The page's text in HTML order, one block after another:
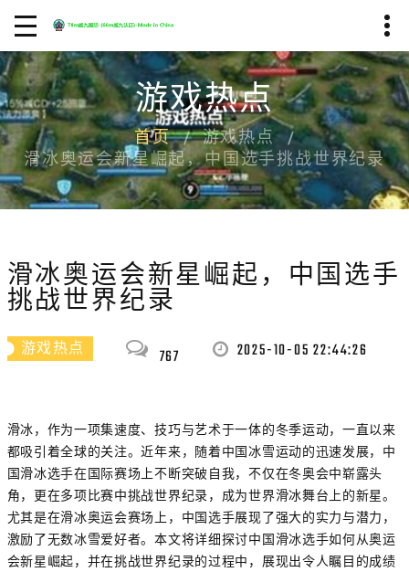
游戏热点
首页
游戏热点
滑冰奥运会新星崛起，中国选手挑战世界纪录
滑冰奥运会新星崛起，中国选手
挑战世界纪录
游戏热点 767 2025-10-05 22:44:26
滑冰，作为一项集速度、技巧与艺术于一体的冬季运动，一直以来
都吸引着全球的关注。近年来，随着中国冰雪运动的迅速发展，中
国滑冰选手在国际赛场上不断突破自我，不仅在冬奥会中崭露头
角，更在多项比赛中挑战世界纪录，成为世界滑冰舞台上的新星。
尤其是在滑冰奥运会赛场上，中国选手展现了强大的实力与潜力，
激励了无数冰雪爱好者。本文将详细探讨中国滑冰选手如何从奥运
会新星崛起，并在挑战世界纪录的过程中，展现出令人瞩目的成绩